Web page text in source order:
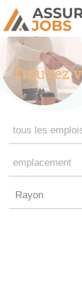
Trouvez